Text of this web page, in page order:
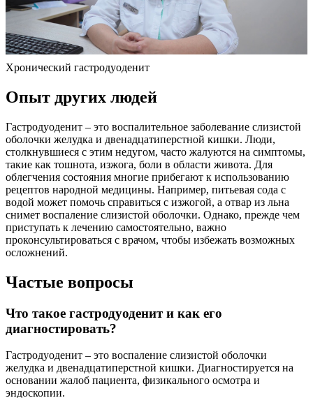
Хронический гастродуоденит
Опыт других людей
Гастродуоденит – это воспалительное заболевание слизистой
оболочки желудка и двенадцатиперстной кишки. Люди,
столкнувшиеся с этим недугом, часто жалуются на симптомы,
такие как тошнота, изжога, боли в области живота. Для
облегчения состояния многие прибегают к использованию
рецептов народной медицины. Например, питьевая сода с
водой может помочь справиться с изжогой, а отвар из льна
снимет воспаление слизистой оболочки. Однако, прежде чем
приступать к лечению самостоятельно, важно
проконсультироваться с врачом, чтобы избежать возможных
осложнений.
Частые вопросы
Что такое гастродуоденит и как его
диагностировать?
Гастродуоденит – это воспаление слизистой оболочки
желудка и двенадцатиперстной кишки. Диагностируется на
основании жалоб пациента, физикального осмотра и
эндоскопии.